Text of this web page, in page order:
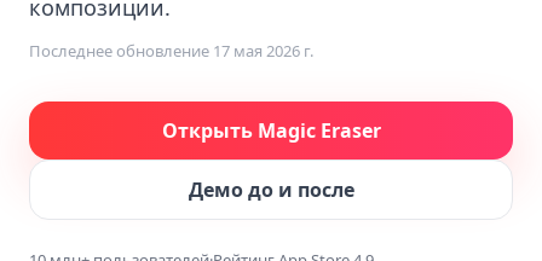
композиции.
Последнее обновление 17 мая 2026 г.
Открыть Magic Eraser
Демо до и после